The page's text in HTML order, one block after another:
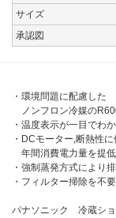
サイズ
承認図
・環境問題に配慮した
ノンフロン冷媒の
・温度表示が一目でわ
・DCモーター,断熱性
年間消費電力量を提
・強制蒸発方式により
・フィルター掃除を不
パナソニック 冷蔵シ